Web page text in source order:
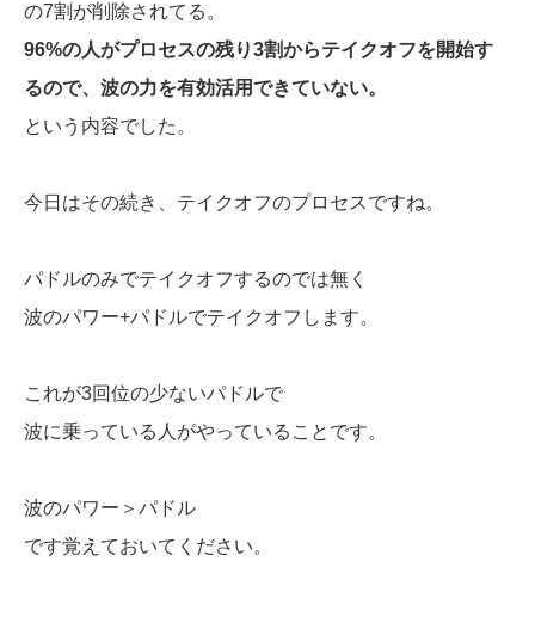
の7割が削除されてる。
96%の人がプロセスの残り3割からテイクオフを開始す
るので、波の力を有効活用できていない。
という内容でした。
今日はその続き、テイクオフのプロセスですね。
パドルのみでテイクオフするのでは無く
波のパワー+パドルでテイクオフします。
これが3回位の少ないパドルで
波に乗っている人がやっていることです。
波のパワー＞パドル
です覚えておいてください。